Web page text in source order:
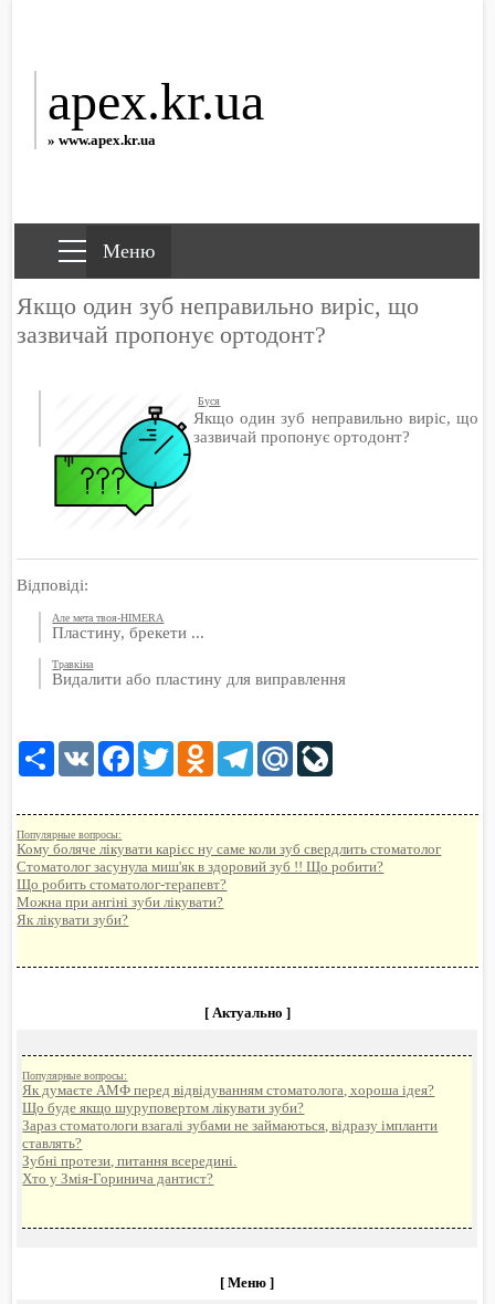
apex.kr.ua
» www.apex.kr.ua
Якщо один зуб неправильно виріс, що
зазвичай пропонує ортодонт?
Буся
Якщо один зуб неправильно виріс, що
зазвичай пропонує ортодонт?
Відповіді:
Але мета твоя-HIMERA
Пластину, брекети ...
Травкіна
Видалити або пластину для виправлення
Share VK Facebook
TwitterOdnoklassniki
TelegramMail.Ru
Популярные вопросы:
Кому боляче лікувати карієс ну саме коли зуб свердлить стоматолог
Стоматолог засунула миш'як в здоровий зуб !! Що робити?
Що робить стоматолог-терапевт?
Можна при ангіні зуби лікувати?
Як лікувати зуби?
[ Актуально ]
Популярные вопросы:
Як думаєте АМФ перед відвідуванням стоматолога, хороша ідея?
Що буде якщо шуруповертом лікувати зуби?
Зараз стоматологи взагалі зубами не займаються, відразу імпланти
ставлять?
Зубні протези, питання всередині.
Хто у Змія-Горинича дантист?
[ Меню ]